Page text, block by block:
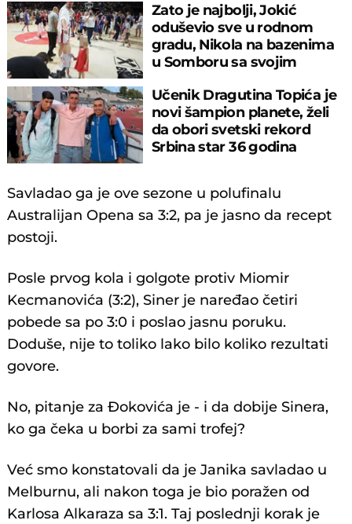
Zato je najbolji, Jokić
oduševio sve u rodnom
gradu, Nikola na bazenima
u Somboru sa svojim
Učenik Dragutina Topića je
novi šampion planete, želi
da obori svetski rekord
Srbina star 36 godina
Savladao ga je ove sezone u polufinalu
Australijan Opena sa 3:2, pa je jasno da recept
postoji.
Posle prvog kola i golgote protiv Miomir
Kecmanovića (3:2), Siner je naređao četiri
pobede sa po 3:0 i poslao jasnu poruku.
Doduše, nije to toliko lako bilo koliko rezultati
govore.
No, pitanje za Đokovića je - i da dobije Sinera,
ko ga čeka u borbi za sami trofej?
Već smo konstatovali da je Janika savladao u
Melburnu, ali nakon toga je bio poražen od
Karlosa Alkaraza sa 3:1. Taj poslednji korak je